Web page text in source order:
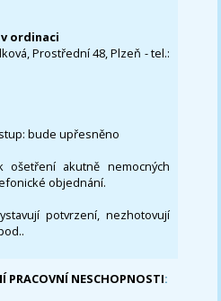
ordinaci
Prostřední 48, Plzeň - tel.:
bude upřesněno
akutně nemocných
objednání.
potvrzení, nezhotovují
PRACOVNÍ NESCHOPNOSTI: